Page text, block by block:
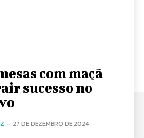
com maçã
sucesso no
- 27 DE DEZEMBRO DE 2024